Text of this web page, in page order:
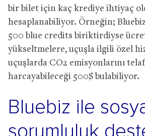
bir bilet için kaç krediye ihtiyaç
hesaplanabiliyor. Örneğin;
500 blue credits biriktirdiyse
yükseltmelere, uçuşla ilgili özel
uçuşlarda CO2 emisyonlarını
harcayabileceği 500$ bulabiliyor.
Bluebiz ile
sorumluluk